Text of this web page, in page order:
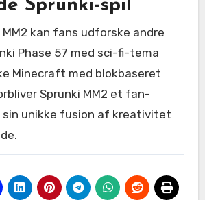
Sprunki-spil
MM2 kan fans udforske andre
Phase 57 med sci-fi-tema
Minecraft med blokbaseret
Sprunki MM2 et fan-
unikke fusion af kreativitet